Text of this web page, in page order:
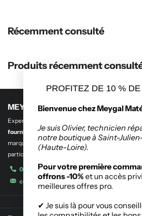
Récemment consulté
Produits récemment
MEYGAL MATERIEL
Experts en
fourniture industrielle.Découvrez notre sélection
marques de l’outillage destinés aux entreprises,
particuliers.
04 71 08 42 11
contact@meygalmat.fr
PROFITEZ DE 10 %
Bienvenue chez Meygal
Je suis Olivier, technicien
notre boutique à Saint-
(Haute-Loire).
Pour votre première
offrons -10% et un accès
meilleures offres pro.
✔ Je suis là pour vous